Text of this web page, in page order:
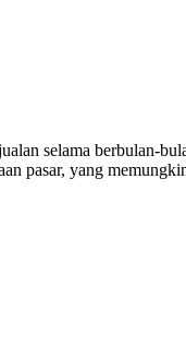
selama berbulan-
pasar, yang